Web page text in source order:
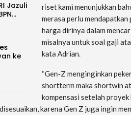
Jazuli
ke
riset kami menunjukkan
merasa perlu mendapatkan
harga dirinya dalam
misalnya untuk soal gaji
kata Adrian.
“Gen-Z menginginkan
shortterm maka shortwin
kompensasi setelah proyek
karena Gen Z juga ingin